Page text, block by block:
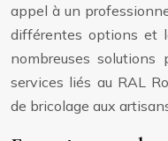
appel à un
différentes options et
nombreuses
services liés au RAL
de bricolage aux